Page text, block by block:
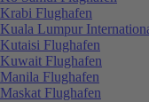
Krabi Flughafen
Kuala Lumpur
Kutaisi Flughafen
Kuwait Flughafen
Manila Flughafen
Maskat Flughafen